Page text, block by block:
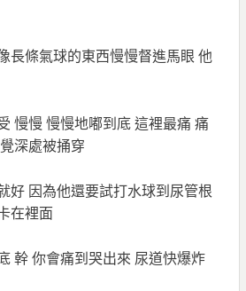
長條氣球的東西慢慢督進馬眼 他
慢慢 慢慢地嘟到底 這裡最痛 痛
深處被捅穿
好 因為他還要試打水球到尿管根
在裡面
幹 你會痛到哭出來 尿道快爆炸